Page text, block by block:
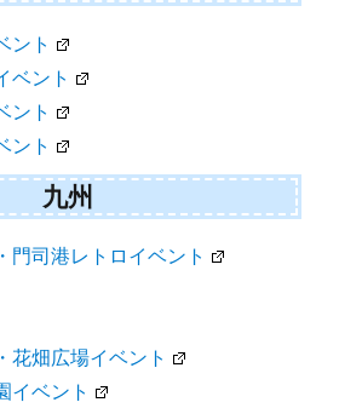
ント
ベント
ント
ント
九州
門司港レトロイベント
花畑広場イベント
イベント